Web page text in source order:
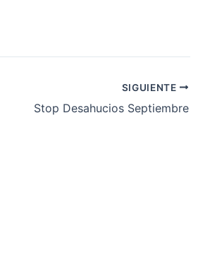
SIGUIENTE
Stop Desahucios Septiembre